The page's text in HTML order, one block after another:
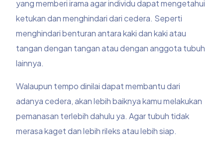
yang memberi irama agar individu dapat mengetahui
ketukan dan menghindari dari cedera. Seperti
menghindari benturan antara kaki dan kaki atau
tangan dengan tangan atau dengan anggota tubuh
lainnya.
Walaupun tempo dinilai dapat membantu dari
adanya cedera, akan lebih baiknya kamu melakukan
pemanasan terlebih dahulu ya. Agar tubuh tidak
merasa kaget dan lebih rileks atau lebih siap.